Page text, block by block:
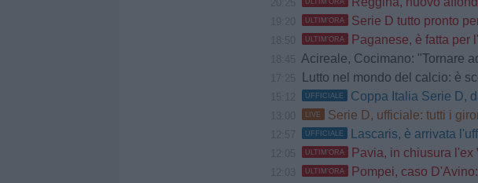
ULTIM'ORA Serie D tutto pronto per la
ULTIM'ORA Paganese, è fatta per
Acireale, Cocimano: "Tornare ad indossare questa maglia è
Lutto nel mondo del calcio: è
UFFICIALE Coppa Italia Serie D, date e
LIVE Serie D, ufficiale: tutti i
UFFICIALE Lascaris, è arrivata
ULTIM'ORA Pavia, in chiusura l'ex
ULTIM'ORA Pompei, caso D'Avino: la